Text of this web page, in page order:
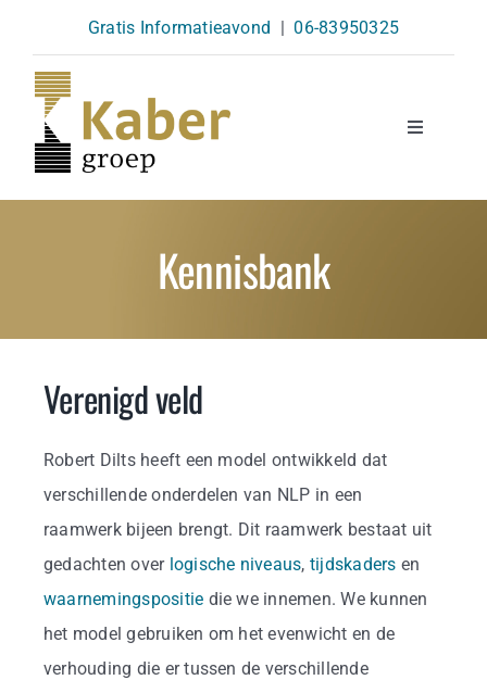
content
Gratis Informatieavond | 06-83950325
Toggle
Opleidingen
Agenda
Business
Info
Contact
Kennisbank
Verenigd veld
Robert Dilts heeft een model ontwikkeld dat
verschillende onderdelen van NLP in een
raamwerk bijeen brengt. Dit raamwerk bestaat uit
gedachten over logische niveaus, tijdskaders en
waarnemingspositie die we innemen. We kunnen
het model gebruiken om het evenwicht en de
verhouding die er tussen de verschillende